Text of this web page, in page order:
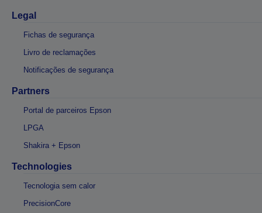
Legal
Fichas de segurança
Livro de reclamações
Notificações de segurança
Partners
Portal de parceiros Epson
LPGA
Shakira + Epson
Technologies
Tecnologia sem calor
PrecisionCore